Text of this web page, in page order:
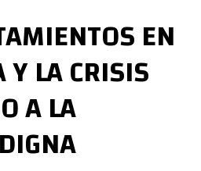
DIGITAL
EN
LA CRISIS
A LA